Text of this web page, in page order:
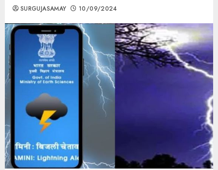
SURGUJASAMAY 10/09/2024